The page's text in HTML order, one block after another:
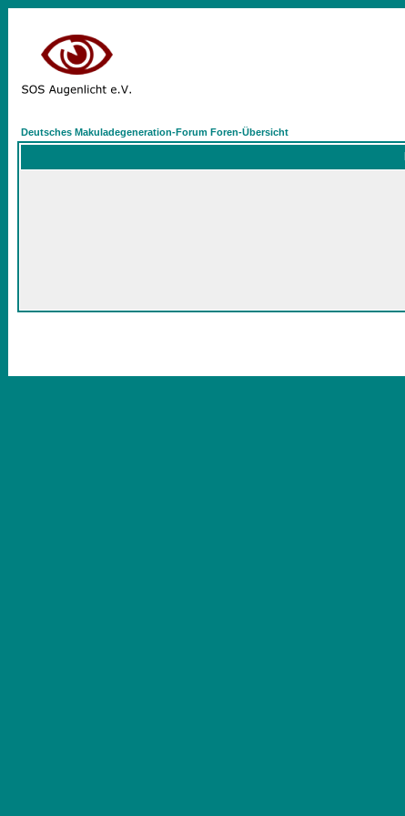
Deutsches Makuladegeneration-Forum Foren-Übersicht